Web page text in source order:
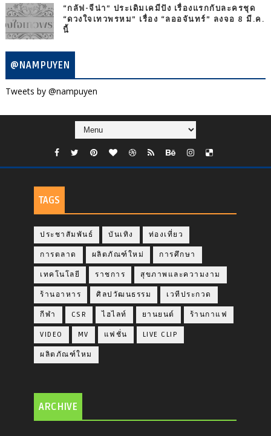
“กลัฟ-จีน่า” ประเดิมเคมีปัง เรื่องแรกกับละครชุด
“ดวงใจเทวพรหม” เรื่อง “ลออจันทร์” ลงจอ 8 มี.ค.
นี้
@NAMPUYEN
Tweets by @nampuyen
TAGS
ประชาสัมพันธ์ บันเทิง ท่องเที่ยว
การตลาด ผลิตภัณฑ์ใหม่ การศึกษา
เทคโนโลยี ราชการ สุขภาพและความงาม
ร้านอาหาร ศิลปวัฒนธรรม เวทีประกวด
กีฬา CSR ไฮไลท์ ยานยนต์ ร้านกาแฟ
VIDEO MV แฟชั่น LIVE CLIP
ผลิตภัณฑ์ใหม
ARCHIVE